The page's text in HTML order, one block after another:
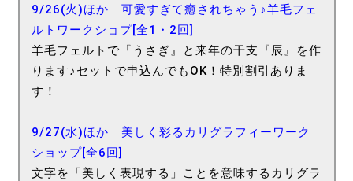
9/26(火)ほか 可愛すぎて癒されちゃう♪羊毛フェ
ルトワークショプ[全1・2回]
羊毛フェルトで『うさぎ』と来年の干支『辰』を作
ります♪セットで申込んでもOK！特別割引ありま
す！
9/27(水)ほか 美しく彩るカリグラフィーワーク
ショップ[全6回]
文字を「美しく表現する」ことを意味するカリグラ